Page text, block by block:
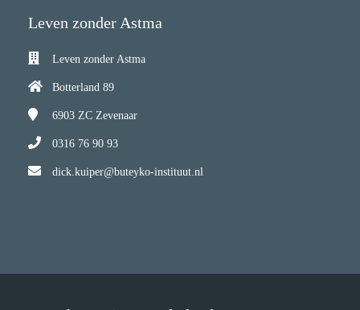
Leven zonder Astma
Leven zonder Astma
Botterland 89
6903 ZC Zevenaar
0316 76 90 93
dick.kuiper@buteyko-instituut.nl